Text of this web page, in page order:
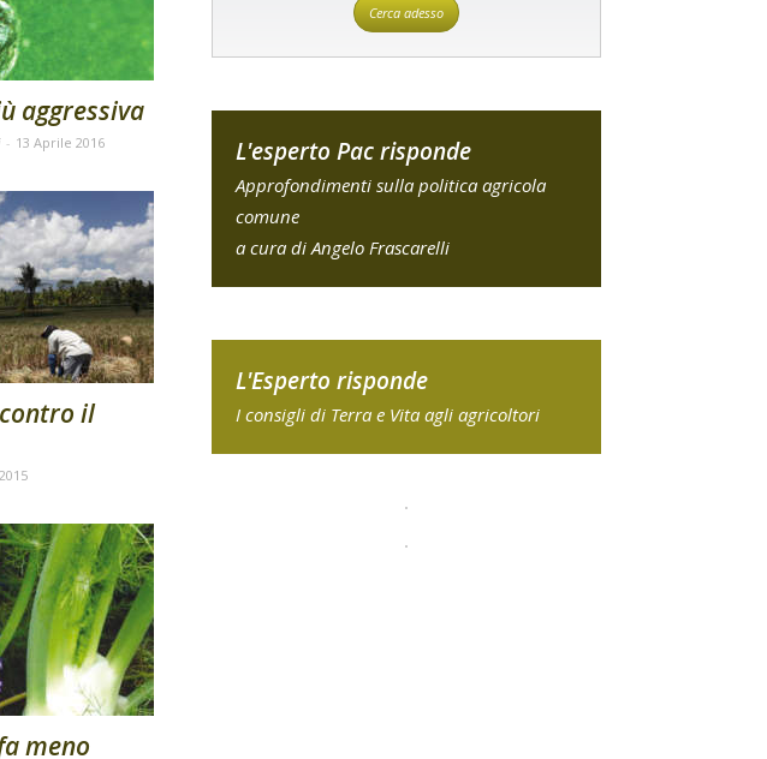
aggressiva
- 13 Aprile 2016
il
meno
Cerca adesso
L'esperto Pac risponde
Approfondimenti sulla politica agricola
comune
a cura di Angelo Frascarelli
L'Esperto risponde
I consigli di Terra e Vita agli agricoltori